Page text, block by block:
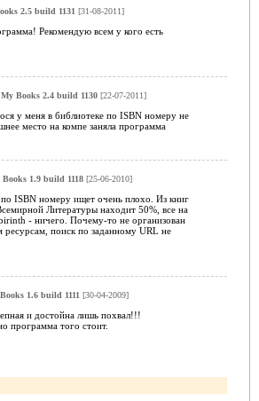
2.5 build 1131 [31-08-2011]
Рекомендую всем у кого есть
Books 2.4 build 1130[22-07-2011]
у меня в библиотеке по ISBN номеру не
место на компе заняла программа
1.9 build 1118[25-06-2010]
ISBN номеру ищет очень плохо. Из книг
Литературы находит 50%, все на
- ничего. Почему-то не организован
ресурсам, поиск по заданному URL не
1.6 build 1111 [30-04-2009]
и достойна лишь похвал!!!
программа того стоит.